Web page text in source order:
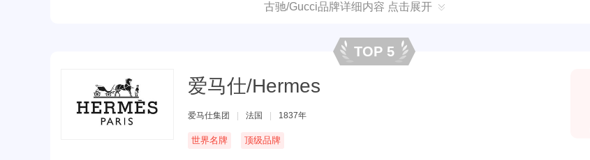
古驰/Gucci品牌详细内容 点击展开
TOP 5
爱马仕/Hermes
爱马仕集团 法国 1837年
世界名牌 顶级品牌